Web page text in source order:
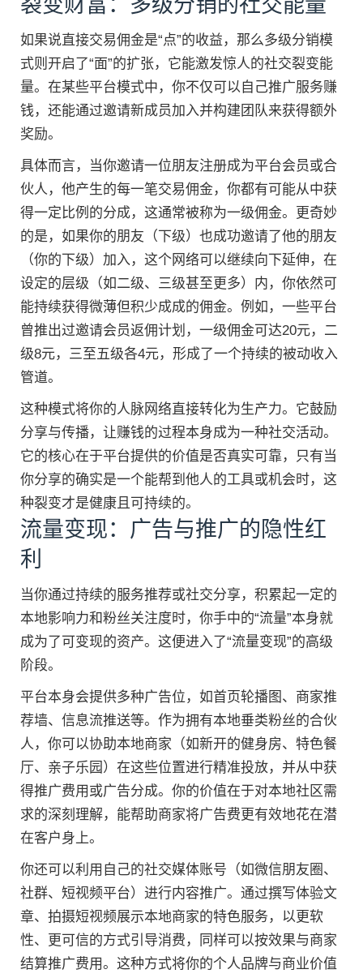
如果说直接交易佣金是“点”的收益，那么多级分销模
式则开启了“面”的扩张，它能激发惊人的社交裂变能
量。在某些平台模式中，你不仅可以自己推广服务赚
钱，还能通过邀请新成员加入并构建团队来获得额外
奖励。
具体而言，当你邀请一位朋友注册成为平台会员或合
伙人，他产生的每一笔交易佣金，你都有可能从中获
得一定比例的分成，这通常被称为一级佣金。更奇妙
的是，如果你的朋友（下级）也成功邀请了他的朋友
（你的下级）加入，这个网络可以继续向下延伸，在
设定的层级（如二级、三级甚至更多）内，你依然可
能持续获得微薄但积少成成的佣金。例如，一些平台
曾推出过邀请会员返佣计划，一级佣金可达20元，二
级8元，三至五级各4元，形成了一个持续的被动收入
管道。
这种模式将你的人脉网络直接转化为生产力。它鼓励
分享与传播，让赚钱的过程本身成为一种社交活动。
它的核心在于平台提供的价值是否真实可靠，只有当
你分享的确实是一个能帮到他人的工具或机会时，这
种裂变才是健康且可持续的。
流量变现：广告与推广的隐性红
利
当你通过持续的服务推荐或社交分享，积累起一定的
本地影响力和粉丝关注度时，你手中的“流量”本身就
成为了可变现的资产。这便进入了“流量变现”的高级
阶段。
平台本身会提供多种广告位，如首页轮播图、商家推
荐墙、信息流推送等。作为拥有本地垂类粉丝的合伙
人，你可以协助本地商家（如新开的健身房、特色餐
厅、亲子乐园）在这些位置进行精准投放，并从中获
得推广费用或广告分成。你的价值在于对本地社区需
求的深刻理解，能帮助商家将广告费更有效地花在潜
在客户身上。
你还可以利用自己的社交媒体账号（如微信朋友圈、
社群、短视频平台）进行内容推广。通过撰写体验文
章、拍摄短视频展示本地商家的特色服务，以更软
性、更可信的方式引导消费，同样可以按效果与商家
结算推广费用。这种方式将你的个人品牌与商业价值